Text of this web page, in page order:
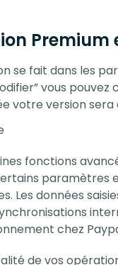
se fait dans les
vous
version sera
fonctions
paramètres
Les données
chez
de vos